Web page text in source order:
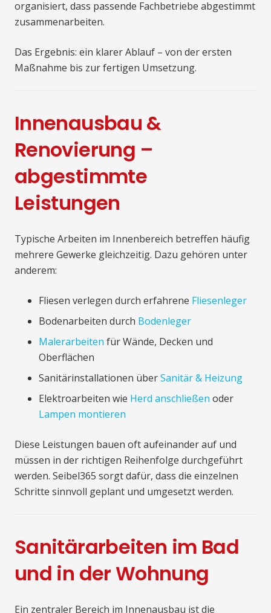
organisiert, dass passende Fachbetriebe abgestimmt
zusammenarbeiten.
Das Ergebnis: ein klarer Ablauf – von der ersten
Maßnahme bis zur fertigen Umsetzung.
Innenausbau &
Renovierung –
abgestimmte
Leistungen
Typische Arbeiten im Innenbereich betreffen häufig
mehrere Gewerke gleichzeitig. Dazu gehören unter
anderem:
Fliesen verlegen durch erfahrene Fliesenleger
Bodenarbeiten durch Bodenleger
Malerarbeiten für Wände, Decken und
Oberflächen
Sanitärinstallationen überSanitär & Heizung
Elektroarbeiten wie Herd anschließen oder
Lampen montieren
Diese Leistungen bauen oft aufeinander auf und
müssen in der richtigen Reihenfolge durchgeführt
werden. Seibel365 sorgt dafür, dass die einzelnen
Schritte sinnvoll geplant und umgesetzt werden.
Sanitärarbeiten im Bad
und in der Wohnung
Ein zentraler Bereich im Innenausbau ist die